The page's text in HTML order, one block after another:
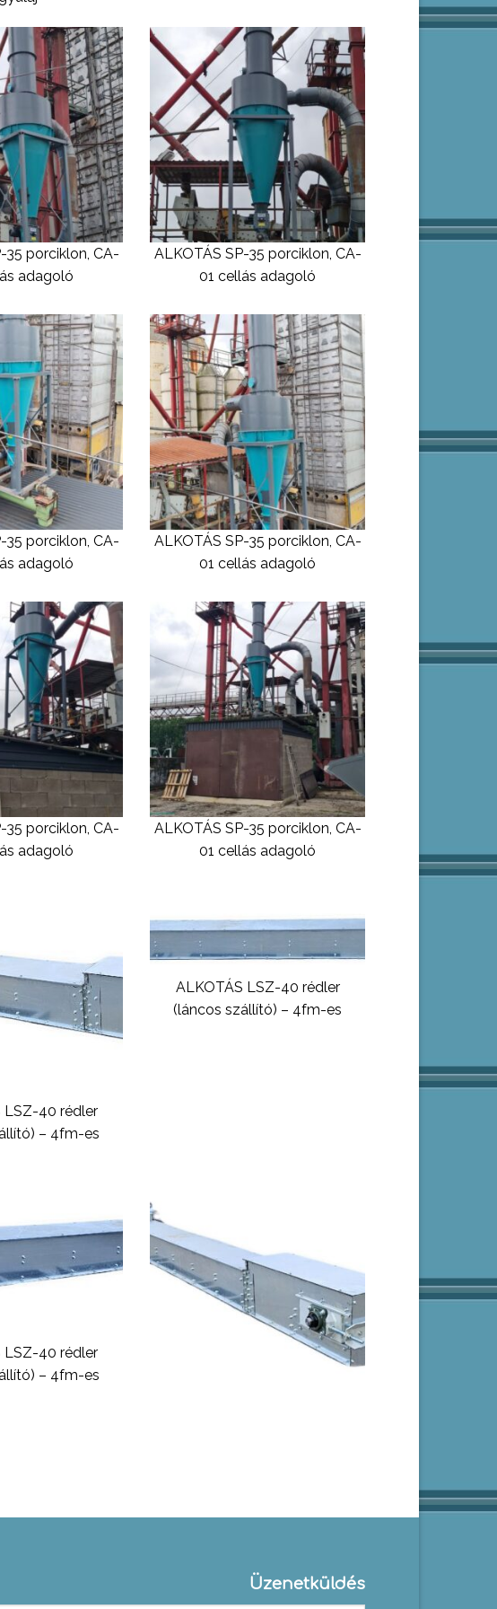
35 porciklon, CA-
adagoló
ALKOTÁS SP-35 porciklon, CA-
01 cellás adagoló
35 porciklon, CA-
adagoló
ALKOTÁS SP-35 porciklon, CA-
01 cellás adagoló
35 porciklon, CA-
adagoló
ALKOTÁS SP-35 porciklon, CA-
01 cellás adagoló
LSZ-40 rédler
– 4fm-es
ALKOTÁS LSZ-40 rédler
(láncos szállító) – 4fm-es
LSZ-40 rédler
– 4fm-es
Üzenetküldés